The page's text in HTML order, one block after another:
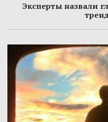
Эксперты назвали